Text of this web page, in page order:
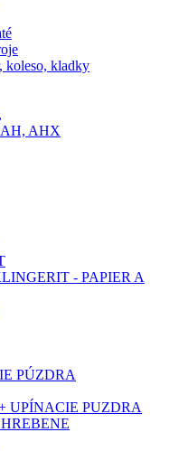
koleso, kladky
AH, AHX
- PAPIER A
PÚZDRA
UPÍNACIE PUZDRA